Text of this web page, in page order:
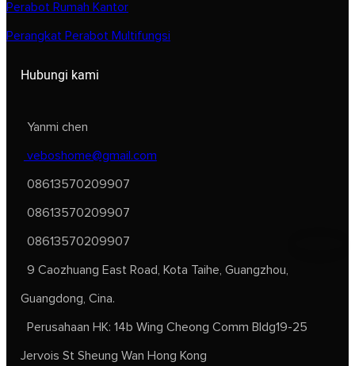
Perabot Rumah Kantor
Perangkat Perabot Multifungsi
Hubungi kami
Yanmi chen
veboshome@gmail.com
08613570209907
08613570209907
08613570209907
9 Caozhuang East Road, Kota Taihe, Guangzhou,
Guangdong, Cina.
Perusahaan HK: 14b Wing Cheong Comm Bldg19-25
Jervois St Sheung Wan Hong Kong